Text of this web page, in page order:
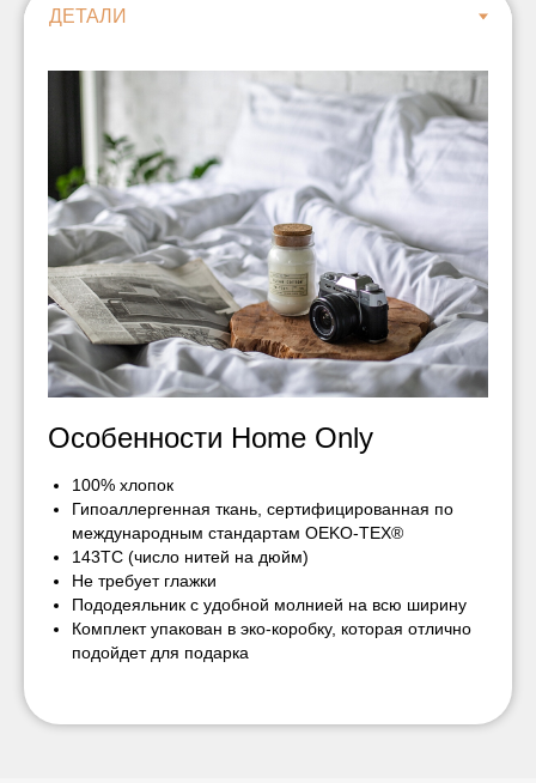
Особенности Home Only
100% хлопок
Гипоаллергенная ткань, сертифицированная по
международным стандартам OEKO-TEX®
143TC (число нитей на дюйм)
Не требует глажки
Пододеяльник с удобной молнией на всю ширину
Комплект упакован в эко-коробку, которая отлично
подойдет для подарка